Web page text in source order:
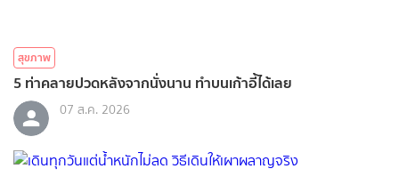
สุขภาพ
5 ท่าคลายปวดหลังจากนั่งนาน ทำบนเก้าอี้ได้เลย
07 ส.ค. 2026